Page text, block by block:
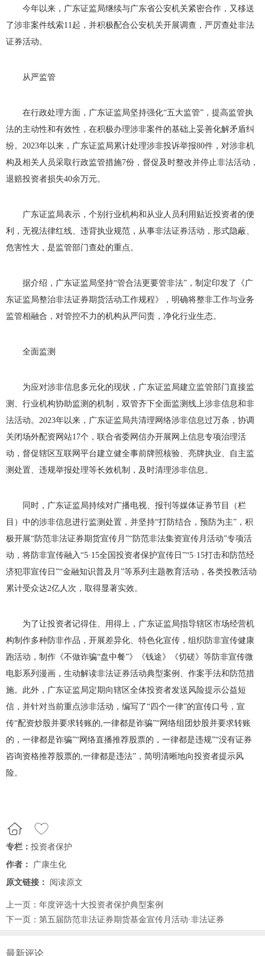
今年以来，广东证监局继续与广东省公安机关紧密合作，又移送
了涉非案件线索11起，并积极配合公安机关开展调查，严厉查处非法
证券活动。
从严监管
在行政处理方面，广东证监局坚持强化“五大监管”，提高监管执
法的主动性和有效性，在积极办理涉非案件的基础上妥善化解矛盾纠
纷。 2023年以来，广东证监局累计处理涉非投诉举报80件，对涉非机
构及相关人员采取行政监管措施7份，督促及时整改并停止非法活动，
退赔投资者损失40余万元。
广东证监局表示，个别行业机构和从业人员利用贴近投资者的便
利，无视法律红线、违背执业规范，从事非法证券活动，形式隐蔽、
危害性大，是监管部门查处的重点。
据介绍，广东证监局坚持“管合法更要管非法”，制定印发了《广
东证监局整治非法证券期货活动工作规程》，明确将整非工作与业务
监管相融合，对管控不力的机构从严问责，净化行业生态。
全面监测
为应对涉非信息多元化的现状，广东证监局建立监管部门直接监
测、行业机构协助监测的机制，双管齐下全面监测线上涉非信息和非
法活动。 2023年以来，广东证监局共清理网络涉非信息过万条，协调
关闭场外配资网站17个，联合省委网信办开展网上信息专项治理活
动，督促辖区互联网平台建立健全事前牌照核验、亮牌执业、自主监
测处置、违规举报处理等长效机制，及时清理涉非信息。
同时，广东证监局持续对广播电视、报刊等媒体证券节目（栏
目）中的涉非信息进行监测处置，并坚持“打防结合，预防为主”，积
极开展“防范非法证券期货宣传月”“防范非法集资宣传月活动”专项活
动，将防非宣传融入“5· 15全国投资者保护宣传日”“5· 15打击和防范经
济犯罪宣传日”“金融知识普及月”等系列主题教育活动，各类投教活动
累计受众达2亿人次，取得显著实效。
为了让投资者记得住、用得上，广东证监局指导辖区市场经营机
构制作多种防非作品，开展差异化、特色化宣传，组织防非宣传健康
跑活动，制作《不做诈骗“盘中餐”》《钱途》《切磋》等防非宣传微
电影系列漫画，生动解读非法证券活动典型案例、作案手法和防范措
施。此外，广东证监局定期向辖区全体投资者发送风险提示公益短
信，并针对当前重点涉非活动，编写了“四个一律”的宣传口号，宣
传“配资炒股并要求转账的,一律都是诈骗”“网络组团炒股并要求转账
的，一律都是诈骗”“网络直播推荐股票的，一律都是违规”“没有证券
咨询资格推荐股票的,一律都是违法”，简明清晰地向投资者提示风
险。
专栏： 投资者保护
作者：
广康生化
原文链接：
阅读原文
上一页： 年度评选十大投资者保护典型案例
下一页： 第五届防范非法证券期货基金宣传月活动·非法证券
最新评论